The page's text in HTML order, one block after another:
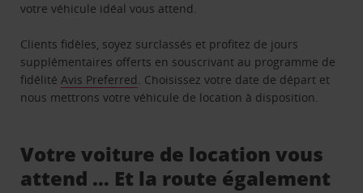
votre véhicule idéal vous attend.
Clients fidèles, soyez surclassés et profitez de jours
supplémentaires offerts en souscrivant au programme de
fidélitéAvis Preferred. Choisissez votre date de départ et
nous mettrons votre véhicule de location à disposition.
Votre voiture de location vous
attend … Et la route également